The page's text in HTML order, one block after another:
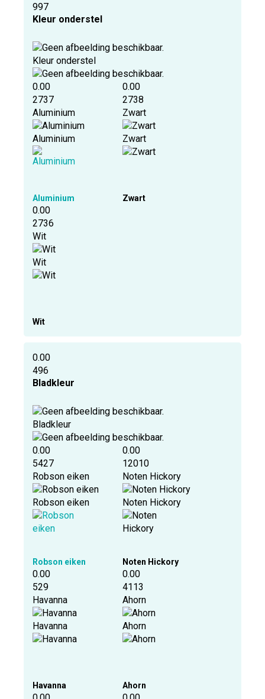
997
Kleur onderstel
Kleur onderstel
0.00
2737
Aluminium
Aluminium
Aluminium
0.00
2738
Zwart
Zwart
Zwart
0.00
2736
Wit
Wit
Wit
0.00
496
Bladkleur
Bladkleur
0.00
5427
Robson eiken
Robson eiken
Robson eiken
0.00
12010
Noten Hickory
Noten Hickory
Noten Hickory
0.00
529
Havanna
Havanna
Havanna
0.00
4113
Ahorn
Ahorn
Ahorn